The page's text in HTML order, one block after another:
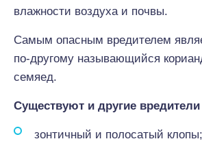
влажности воздуха и почвы.
Самым опасным вредителем
по-другому называющийся
семяед.
Существуют и другие
зонтичный и полосатый клопы;